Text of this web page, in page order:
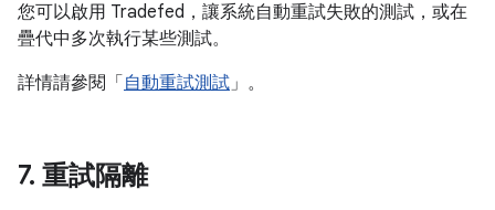
您可以啟用 Tradefed，讓系統自動重試失敗的測試，或在
疊代中多次執行某些測試。
詳情請參閱「 自動重試測試」。
7. 重試隔離